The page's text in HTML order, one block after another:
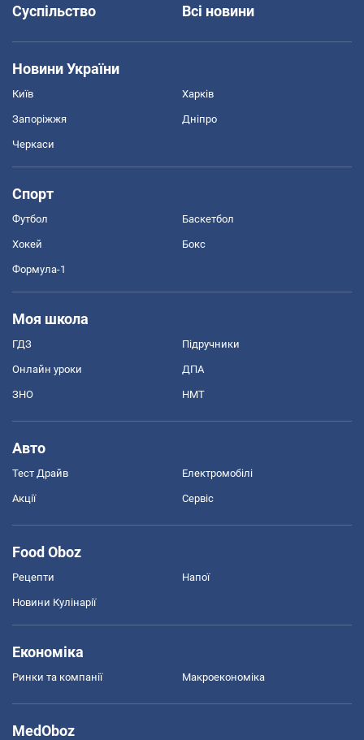
Суспільство
Всі новини
Новини України
Київ Харків
Запоріжжя Дніпро
Черкаси
Спорт
Футбол Баскетбол
Хокей Бокс
Формула-1
Моя школа
ГДЗ Підручники
Онлайн уроки ДПА
ЗНО НМТ
Авто
Тест Драйв Електромобілі
Акції Сервіс
Food Oboz
Рецепти Напої
Новини Кулінарії
Економіка
Ринки та компанії Макроекономіка
MedOboz